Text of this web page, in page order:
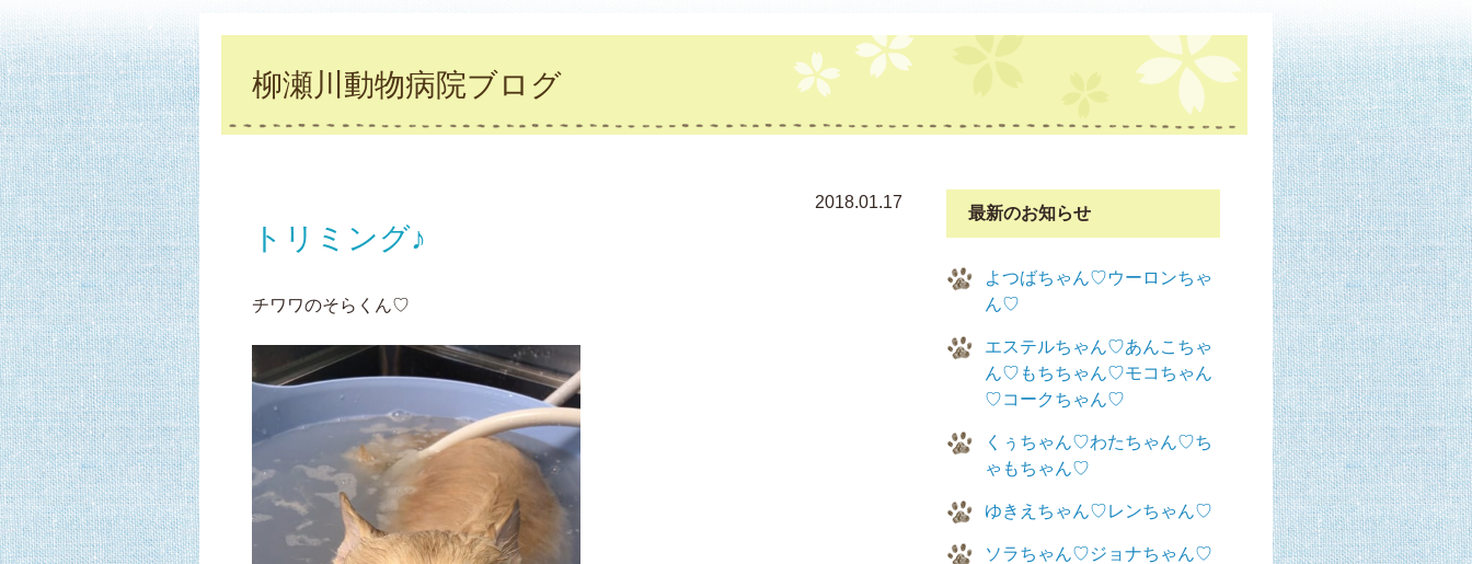
柳瀬川動物病院ブログ
2018.01.17
トリミング♪
チワワのそらくん♡
最新のお知らせ
よつばちゃん♡ウーロンちゃ
ん♡
エステルちゃん♡あんこちゃ
ん♡もちちゃん♡モコちゃん
♡コークちゃん♡
くぅちゃん♡わたちゃん♡ち
ゃもちゃん♡
ゆきえちゃん♡レンちゃん♡
ソラちゃん♡ジョナちゃん♡